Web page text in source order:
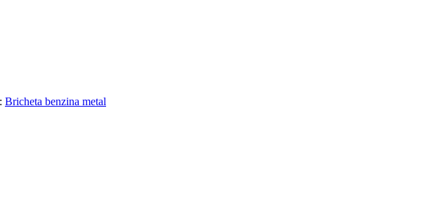
Bricheta benzina metal